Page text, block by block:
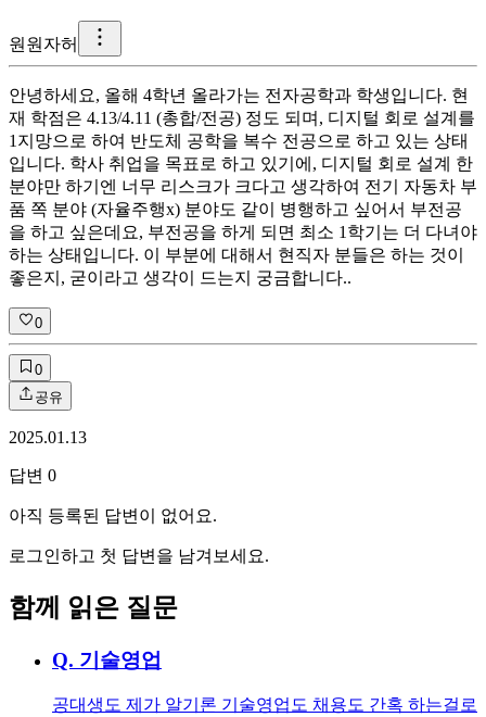
원 원자허
안녕하세요, 올해 4학년 올라가는 전자공학과 학생입니다. 현
재 학점은 4.13/4.11 (총합/전공) 정도 되며, 디지털 회로 설계를
1지망으로 하여 반도체 공학을 복수 전공으로 하고 있는 상태
입니다. 학사 취업을 목표로 하고 있기에, 디지털 회로 설계 한
분야만 하기엔 너무 리스크가 크다고 생각하여 전기 자동차 부
품 쪽 분야 (자율주행x) 분야도 같이 병행하고 싶어서 부전공
을 하고 싶은데요, 부전공을 하게 되면 최소 1학기는 더 다녀야
하는 상태입니다. 이 부분에 대해서 현직자 분들은 하는 것이
좋은지, 굳이라고 생각이 드는지 궁금합니다..
0
0
공유
2025.01.13
답변 0
아직 등록된 답변이 없어요.
로그인하고 첫 답변을 남겨보세요.
함께 읽은 질문
Q. 기술영업
공대생도 제가 알기론 기술영업도 채용도 간혹 하는걸로